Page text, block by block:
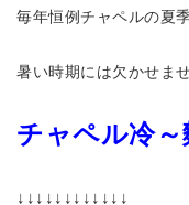
毎年恒例チャペルの夏
暑い時期には欠かせま
チャペル冷～
↓↓↓↓↓↓↓↓↓↓↓↓